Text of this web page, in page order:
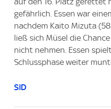
gefährlich. Essen war
nachdem Kaito Mizuta
ließ sich Müsel die
nicht nehmen. Essen
Schlussphase weiter
SID